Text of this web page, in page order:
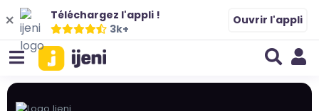
Téléchargez l'appli !
3k+
Ouvrir l'appli